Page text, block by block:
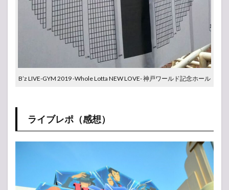
B’z LIVE-GYM 2019 -Whole Lotta NEW LOVE- 神戸ワールド記念ホール
ライブレポ（感想）